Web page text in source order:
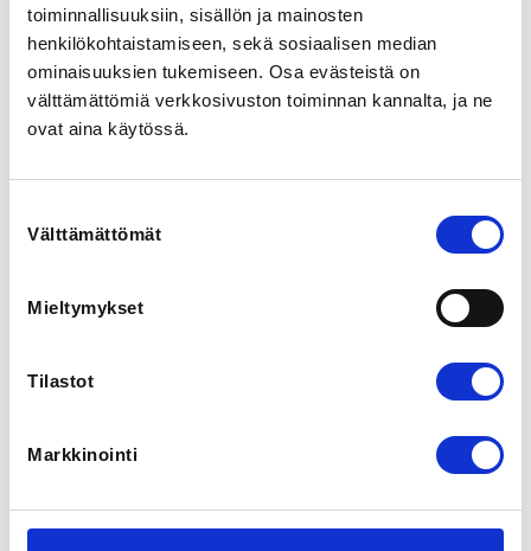
toiminnallisuuksiin, sisällön ja mainosten
henkilökohtaistamiseen, sekä sosiaalisen median
ominaisuuksien tukemiseen. Osa evästeistä on
välttämättömiä verkkosivuston toiminnan kannalta, ja ne
ovat aina käytössä.
valinta
Välttämättömät
Mieltymykset
Tilastot
Markkinointi
självkänsla, självförtroende och sociala färdigheter.
Har ett tillfälle per vecka på torsdagar på ÅIC i Godby
kl.15.30-16.00
Start vecka 35.
Ledare: Josefin Johansson
Ålands Idrottscenter
Finström